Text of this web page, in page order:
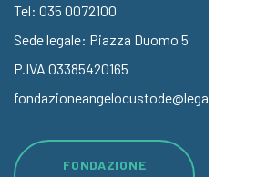
Tel: 035 0072100
Sede legale: Piazza Duomo 5
P.IVA 03385420165
fondazioneangelocustode@legalmail.it
FONDAZIONE